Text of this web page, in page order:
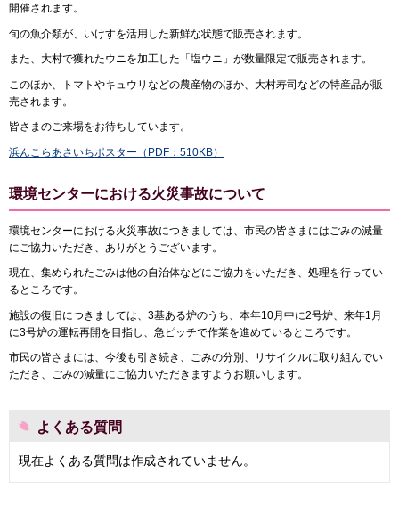
開催されます。
旬の魚介類が、いけすを活用した新鮮な状態で販売されます。
また、大村で獲れたウニを加工した「塩ウニ」が数量限定で販売されます。
このほか、トマトやキュウリなどの農産物のほか、大村寿司などの特産品が販
売されます。
皆さまのご来場をお待ちしています。
浜んこらあさいちポスター（PDF：510KB）
環境センターにおける火災事故について
環境センターにおける火災事故につきましては、市民の皆さまにはごみの減量
にご協力いただき、ありがとうございます。
現在、集められたごみは他の自治体などにご協力をいただき、処理を行ってい
るところです。
施設の復旧につきましては、3基ある炉のうち、本年10月中に2号炉、来年1月
に3号炉の運転再開を目指し、急ピッチで作業を進めているところです。
市民の皆さまには、今後も引き続き、ごみの分別、リサイクルに取り組んでい
ただき、ごみの減量にご協力いただきますようお願いします。
よくある質問
現在よくある質問は作成されていません。